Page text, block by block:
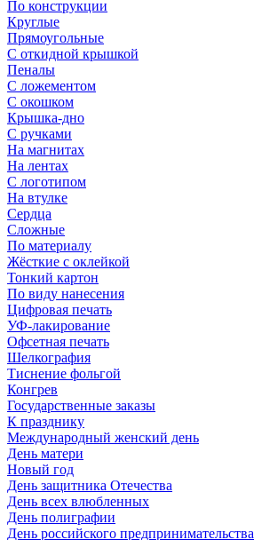
По конструкции
Круглые
Прямоугольные
С откидной крышкой
Пеналы
С ложементом
С окошком
Крышка-дно
С ручками
На магнитах
На лентах
С логотипом
На втулке
Сердца
Сложные
По материалу
Жёсткие с оклейкой
Тонкий картон
По виду нанесения
Цифровая печать
УФ-лакирование
Офсетная печать
Шелкография
Тиснение фольгой
Конгрев
Государственные заказы
К празднику
Международный женский день
День матери
Новый год
День защитника Отечества
День всех влюбленных
День полиграфии
День российского предпринимательства